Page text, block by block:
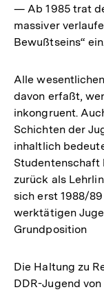
— Ab 1985 trat
massiver
Bewußtseins“
Alle
davon erfaßt,
inkongruent.
Schichten der
inhaltlich
Studentenschaft
zurück als
sich erst 1988/
werktätigen
Grundposition
Die Haltung zu
DDR-Jugend